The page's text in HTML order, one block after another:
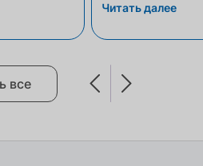
посмотрел и
Читать далее
все